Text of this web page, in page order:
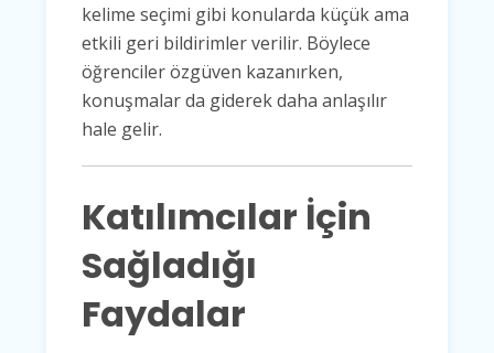
kelime seçimi gibi konularda küçük ama
etkili geri bildirimler verilir. Böylece
öğrenciler özgüven kazanırken,
konuşmalar da giderek daha anlaşılır
hale gelir.
Katılımcılar İçin
Sağladığı
Faydalar